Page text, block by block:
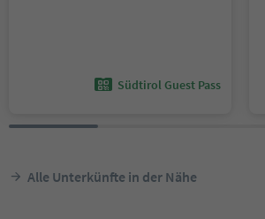
Südtirol Guest Pass
Alle Unterkünfte in der Nähe